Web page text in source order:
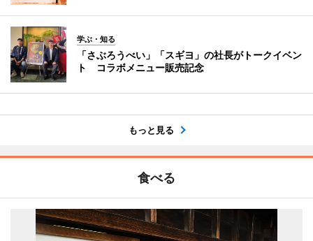
学ぶ・知る
「さぶろうべい」「スギヨ」の社長がトークイベン
ト コラボメニュー販売記念
もっと見る
食べる